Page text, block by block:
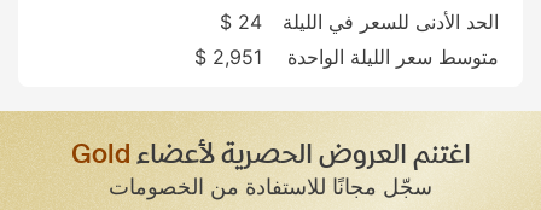
الحد الأدنى للسعر في الليلة
24 $
متوسط سعر الليلة الواحدة
2,951 $
اغتنم العروض الحصرية لأعضاءGold
سجّل مجانًا للاستفادة من الخصومات